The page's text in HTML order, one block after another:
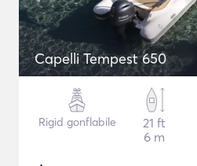
Capelli Tempest 650
Rigid gonflabile
21 ft
6 m